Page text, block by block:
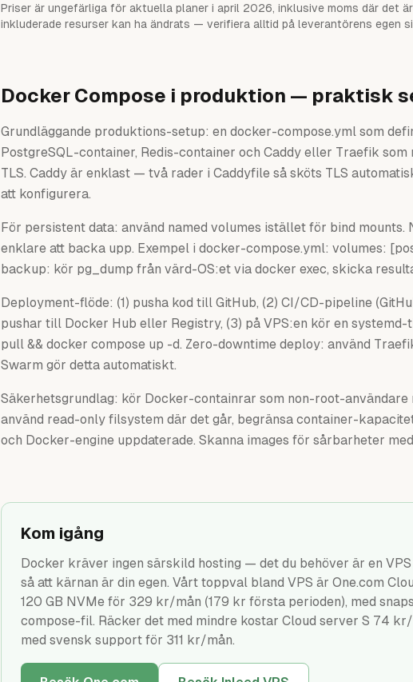
Priser är ungefärliga för aktuella planer i april 2026, inklusive moms där det
inkluderade resurser kan ha ändrats — verifiera alltid på leverantörens egen
Docker Compose i produktion — praktisk
Grundläggande produktions-setup: en docker-compose.yml som
PostgreSQL-container, Redis-container och Caddy eller Traefik
TLS. Caddy är enklast — två rader i Caddyfile så sköts TLS
att konfigurera.
För persistent data: använd named volumes istället för bind mounts.
enklare att backa upp. Exempel i docker-compose.yml: volumes:
backup: kör pg_dump från värd-OS:et via docker exec, skicka
Deployment-flöde: (1) pusha kod till GitHub, (2) CI/CD-pipeline
pushar till Docker Hub eller Registry, (3) på VPS:en kör en
pull && docker compose up -d. Zero-downtime deploy: använd
Swarm gör detta automatiskt.
Säkerhetsgrundlag: kör Docker-containrar som non-root-
använd read-only filsystem där det går, begränsa container-
och Docker-engine uppdaterade. Skanna images för sårbarheter
Kom igång
Docker kräver ingen särskild hosting — det du behöver är en
så att kärnan är din egen. Vårt toppval bland VPS är One.com
120 GB NVMe för 329 kr/mån (179 kr första perioden), med
compose-fil. Räcker det med mindre kostar Cloud server S 74 kr/
med svensk support för 311 kr/mån.